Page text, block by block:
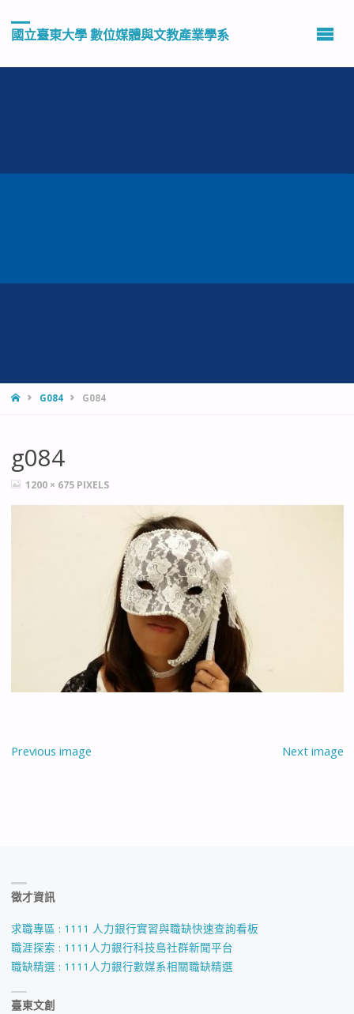
國立臺東大學 數位媒體與文教產業學系
HOMEG084 G084
g084
FULL1200 × 675 PIXELS
Previous image Next image
徵才資訊
求職專區 : 1111 人力銀行實習與職缺快速查詢看板
職涯探索 : 1111人力銀行科技島社群新聞平台
職缺精選 : 1111人力銀行數媒系相關職缺精選
臺東文創